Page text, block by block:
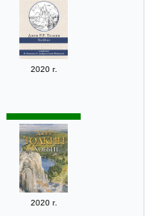
2020 г.
2020 г.